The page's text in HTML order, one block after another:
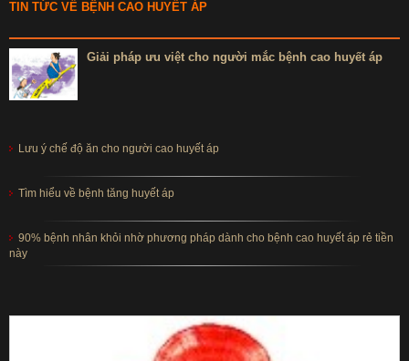
TIN TỨC VỀ BỆNH CAO HUYẾT ÁP
Giải pháp ưu việt cho người mắc bệnh cao huyết áp
Lưu ý chế độ ăn cho người cao huyết áp
Tìm hiểu về bệnh tăng huyết áp
90% bệnh nhân khỏi nhờ phương pháp dành cho bệnh cao huyết áp rẻ tiền
này